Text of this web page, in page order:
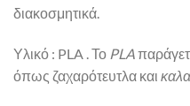
διακοσμητικά.
Υλικό : PLA . Το PLA
όπως ζαχαρότευτλα και